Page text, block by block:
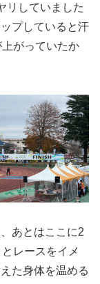
リしていました
プしていると汗
がっていたか
あとはここに2
レースをイメ
た身体を温める